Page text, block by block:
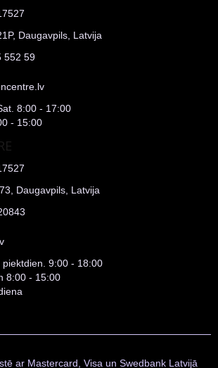
Daugavpils, Latvija
552 59
8:00 - 17:00
- 15:00
Daugavpils, Latvija
piektdien. 9:00 - 18:00
8:00 - 15:00
ar Mastercard, Visa un Swedbank Latvijā